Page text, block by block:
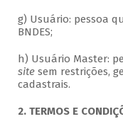
g) Usuário: pessoa
BNDES;
h) Usuário Master:
site sem restrições,
cadastrais.
2. TERMOS E